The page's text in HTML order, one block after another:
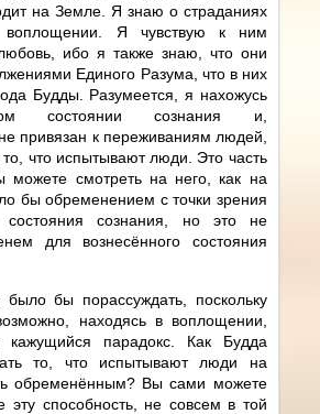
на Земле. Я знаю о страданиях
Я чувствую к ним
ибо я также знаю, что они
Единого Разума, что в них
Будды. Разумеется, я нахожусь
состоянии сознания и,
привязан к переживаниям людей,
что испытывают люди. Это часть
можете смотреть на него, как на
бы обременением с точки зрения
состояния сознания, но это не
для вознесённого состояния
бы порассуждать, поскольку
находясь в воплощении,
кажущийся парадокс. Как Будда
то, что испытывают люди на
обременённым? Вы сами можете
эту способность, не совсем в той